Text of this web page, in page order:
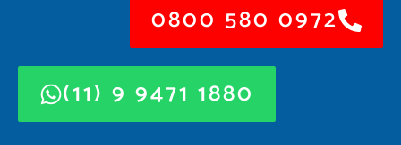
0800 580 0972
(11) 9 9471 1880